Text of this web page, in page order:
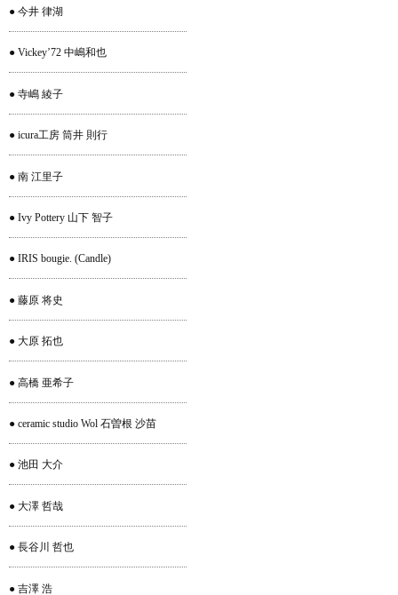
● 今井 律湖
● Vickey’72 中嶋和也
● 寺嶋 綾子
● icura工房 筒井 則行
● 南 江里子
● Ivy Pottery 山下 智子
● IRIS bougie. (Candle)
● 藤原 将史
● 大原 拓也
● 高橋 亜希子
● ceramic studio Wol 石曽根 沙苗
● 池田 大介
● 大澤 哲哉
● 長谷川 哲也
● 吉澤 浩